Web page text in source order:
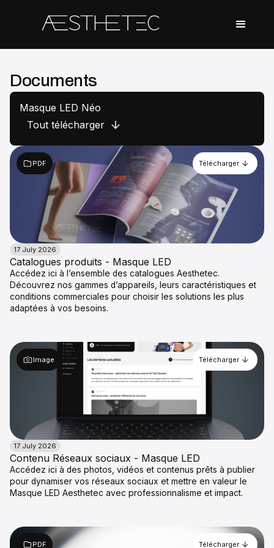
Documents
Masque LED Néo
Tout télécharger
PDF Télécharger
17 July 2026
Catalogues produits - Masque LED
Accédez ici à l’ensemble des catalogues Aesthetec.
Découvrez nos gammes d’appareils, leurs caractéristiques et
conditions commerciales pour choisir les solutions les plus
adaptées à vos besoins.
Image Télécharger
17 July 2026
Contenu Réseaux sociaux - Masque LED
Accédez ici à des photos, vidéos et contenus prêts à publier
pour dynamiser vos réseaux sociaux et mettre en valeur le
Masque LED Aesthetec avec professionnalisme et impact.
PDF Télécharger